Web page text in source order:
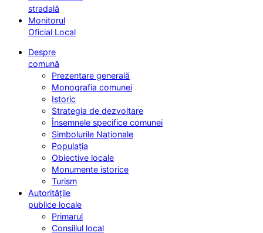
stradală
Monitorul
Oficial Local
Despre
comună
Prezentare generală
Monografia comunei
Istoric
Strategia de dezvoltare
Însemnele specifice comunei
Simbolurile Naționale
Populația
Obiective locale
Monumente istorice
Turism
Autoritățile
publice locale
Primarul
Consiliul local